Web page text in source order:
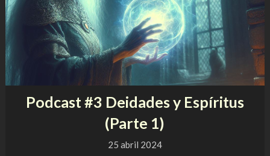
Podcast #3 Deidades y Espíritus
(Parte 1)
25 abril 2024